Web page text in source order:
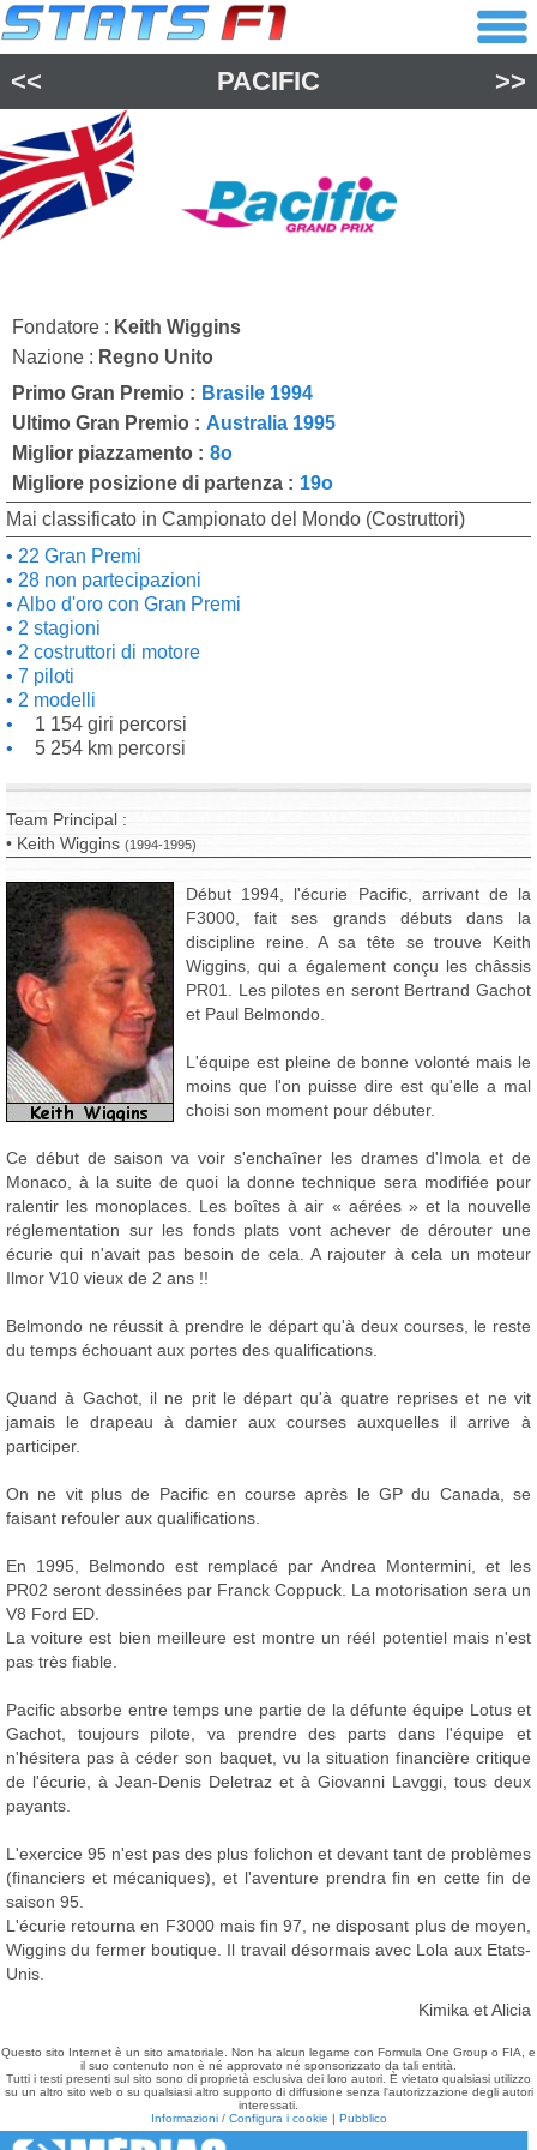
<< PACIFIC >>
Fondatore : Keith Wiggins
Nazione : Regno Unito
Primo Gran Premio : Brasile 1994
Ultimo Gran Premio : Australia 1995
Miglior piazzamento : 8o
Migliore posizione di partenza : 19o
Mai classificato in Campionato del Mondo (Costruttori)
22 Gran Premi
28 non partecipazioni
Albo d'oro con Gran Premi
2 stagioni
2 costruttori di motore
7 piloti
2 modelli
1 154 giri percorsi
5 254 km percorsi
Team Principal :
• Keith Wiggins (1994-1995)
Début 1994, l'écurie Pacific, arrivant de la
F3000, fait ses grands débuts dans la
discipline reine. A sa tête se trouve Keith
Wiggins, qui a également conçu les châssis
PR01. Les pilotes en seront Bertrand Gachot
et Paul Belmondo.
L'équipe est pleine de bonne volonté mais le
moins que l'on puisse dire est qu'elle a mal
choisi son moment pour débuter.
Ce début de saison va voir s'enchaîner les drames d'Imola et de
Monaco, à la suite de quoi la donne technique sera modifiée pour
ralentir les monoplaces. Les boîtes à air « aérées » et la nouvelle
réglementation sur les fonds plats vont achever de dérouter une
écurie qui n'avait pas besoin de cela. A rajouter à cela un moteur
Ilmor V10 vieux de 2 ans !!
Belmondo ne réussit à prendre le départ qu'à deux courses, le reste
du temps échouant aux portes des qualifications.
Quand à Gachot, il ne prit le départ qu'à quatre reprises et ne vit
jamais le drapeau à damier aux courses auxquelles il arrive à
participer.
On ne vit plus de Pacific en course après le GP du Canada, se
faisant refouler aux qualifications.
En 1995, Belmondo est remplacé par Andrea Montermini, et les
PR02 seront dessinées par Franck Coppuck. La motorisation sera un
V8 Ford ED.
La voiture est bien meilleure est montre un réél potentiel mais n'est
pas très fiable.
Pacific absorbe entre temps une partie de la défunte équipe Lotus et
Gachot, toujours pilote, va prendre des parts dans l'équipe et
n'hésitera pas à céder son baquet, vu la situation financière critique
de l'écurie, à Jean-Denis Deletraz et à Giovanni Lavggi, tous deux
payants.
L'exercice 95 n'est pas des plus folichon et devant tant de problèmes
(financiers et mécaniques), et l'aventure prendra fin en cette fin de
saison 95.
L'écurie retourna en F3000 mais fin 97, ne disposant plus de moyen,
Wiggins du fermer boutique. Il travail désormais avec Lola aux Etats-
Unis.
Kimika et Alicia
Questo sito Internet è un sito amatoriale. Non ha alcun legame con Formula One Group o FIA, e
il suo contenuto non è né approvato né sponsorizzato da tali entità.
Tutti i testi presenti sul sito sono di proprietà esclusiva dei loro autori. È vietato qualsiasi utilizzo
su un altro sito web o su qualsiasi altro supporto di diffusione senza l'autorizzazione degli autori
interessati.
Informazioni / Configura i cookie | Pubblico